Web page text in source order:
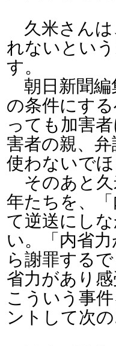
久米さんは
れないとい
す。
朝日新聞編
の条件にす
っても加害
害者の親、
使わないで
そのあと久
年たちを、
て逆送にし
い。「内省
ら謝罪する
省力があり
こういう事
ントして次